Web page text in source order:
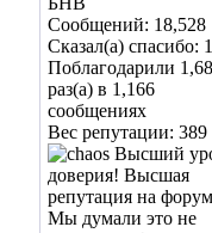
Сообщений: 18,528
Сказал(а) спасибо:
Поблагодарили
раз(а) в 1,166
сообщениях
Вес репутации: 389